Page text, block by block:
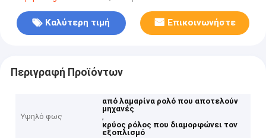
Καλύτερη τιμή Επικοινωνήστε
Περιγραφή Προϊόντων
Υψηλό φως
από λαμαρίνα ρολό που αποτελούν
μηχανές
,
κρύος ρόλος που διαμορφώνει τον
εξοπλισμό